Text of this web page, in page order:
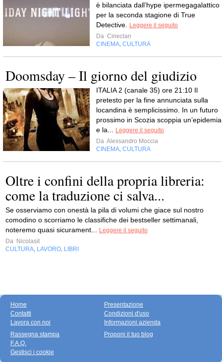
è bilanciata dall’hype ipermegagalattico
per la seconda stagione di True
Detective.
Leggere il seguito
Da Cineclan
CINEMA CULTURA
Doomsday – Il giorno del giudizio
ITALIA 2 (canale 35) ore 21:10 Il
pretesto per la fine annunciata sulla
locandina è semplicissimo. In un futuro
prossimo in Scozia scoppia un’epidemia
e la...
Leggere il seguito
Da Alessandro Moccia
CINEMA CULTURA
Oltre i confini della propria libreria:
come la traduzione ci salva...
Se osserviamo con onestà la pila di volumi che giace sul nostro
comodino o scorriamo le classifiche dei bestseller settimanali,
noteremo quasi sicurament...
Leggere il seguito
Da Nicolasit
CULTURA LAVORO LIBRI
Home
Contatti
Lavora con noi
Presentazione
Condizioni d'uso
Informazioni azienda
Rassegna stampa
F.A.Q.
Gestisci i cookie
Proponi il tuo blog